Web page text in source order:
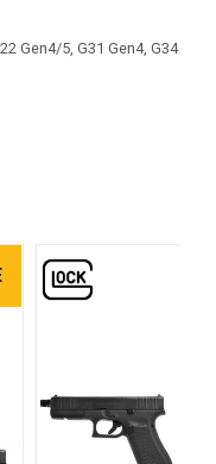
Gen4/5, G31 Gen4, G34